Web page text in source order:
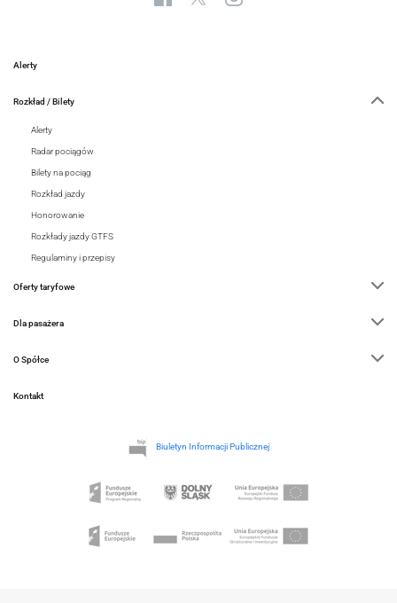
Alerty
Rozkład / Bilety
Alerty
Radar pociągów
Bilety na pociąg
Rozkład jazdy
Honorowanie
Rozkłady jazdy GTFS
Regulaminy i przepisy
Oferty taryfowe
Dla pasażera
O Spółce
Kontakt
Biuletyn Informacji Publicznej